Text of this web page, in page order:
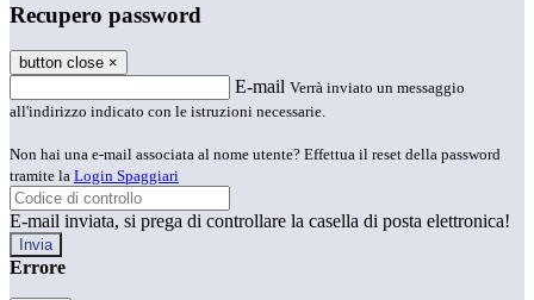
Recupero password
button close ×
E-mail Verrà inviato un messaggio
all'indirizzo indicato con le istruzioni necessarie.
Non hai una e-mail associata al nome utente? Effettua il reset della password
tramite la Login Spaggiari
E-mail inviata, si prega di controllare la casella di posta elettronica!
Errore